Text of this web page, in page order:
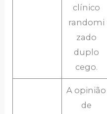
clínico
randomi
zado
duplo
cego.
A opinião
de